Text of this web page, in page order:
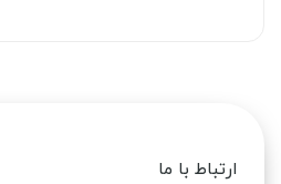
ارتباط با ما